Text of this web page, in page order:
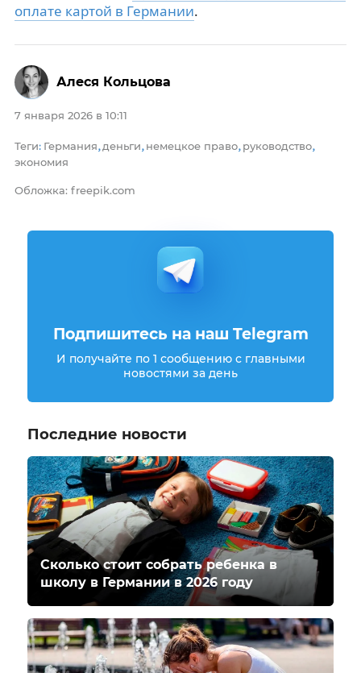
оплате картой в Германии.
7 января 2026 в 10:11
Теги: Германия, деньги, немецкое право, руководство,
экономия
Обложка: freepik.com
Алеся Кольцова
Подпишитесь на наш Telegram
И получайте по 1 сообщению с главными
новостями за день
Последние новости
Сколько стоит собрать ребенка в
школу в Германии в 2026 году